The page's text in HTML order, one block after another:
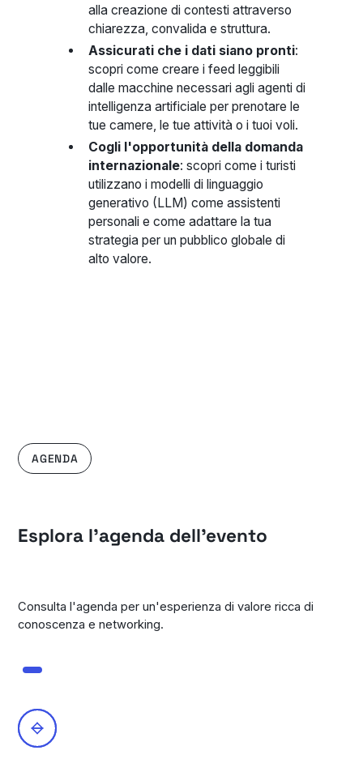
alla creazione di contesti attraverso
chiarezza, convalida e struttura.
Assicurati che i dati siano pronti:
scopri come creare i feed leggibili
dalle macchine necessari agli agenti di
intelligenza artificiale per prenotare le
tue camere, le tue attività o i tuoi voli.
Cogli l'opportunità della domanda
internazionale: scopri come i turisti
utilizzano i modelli di linguaggio
generativo (LLM) come assistenti
personali e come adattare la tua
strategia per un pubblico globale di
alto valore.
AGENDA
Esplora l'agenda dell'evento
Consulta l'agenda per un'esperienza di valore ricca di
conoscenza e networking.